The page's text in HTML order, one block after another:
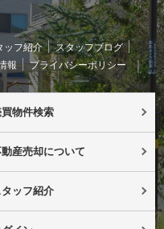
ッフ紹介
スタッフブログ
報 プライバシーポリシー
物件検索
産売却について
タッフ紹介